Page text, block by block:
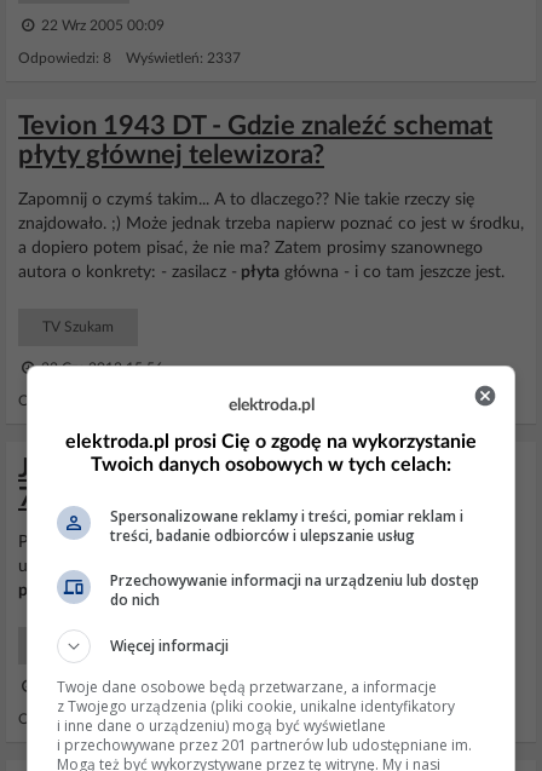
22 Wrz 2005 00:09
Odpowiedzi: 8 Wyświetleń: 2337
Tevion 1943 DT - Gdzie znaleźć schemat
płyty głównej telewizora?
Zapomnij o czymś takim... A to dlaczego?? Nie takie rzeczy się
znajdowało. ;) Może jednak trzeba napierw poznać co jest w środku,
a dopiero potem pisać, że nie ma? Zatem prosimy szanownego
autora o konkrety: - zasilacz - płyta główna - i co tam jeszcze jest.
TV Szukam
22 Cze 2013 15:56
Odpowiedzi: 8 Wyświetleń: 2610
Jak wejść w tryb serwisowy Toshiba
7030DD i Tevion TV5560VT?
Piszę z pamięci, nie mam tego odbiornika ale jednym z większych
układów na
płyta Toschiby.
TV Serwis
25 Sie 2006 19:01
Odpowiedzi: 5 Wyświetleń: 1368
elektroda.pl
elektroda.pl prosi Cię o zgodę na wykorzystanie
Twoich danych osobowych w tych celach:
Spersonalizowane reklamy i treści, pomiar reklam i
treści, badanie odbiorców i ulepszanie usług
Przechowywanie informacji na urządzeniu lub dostęp
do nich
Więcej informacji
Twoje dane osobowe będą przetwarzane, a informacje
z Twojego urządzenia (pliki cookie, unikalne identyfikatory
i inne dane o urządzeniu) mogą być wyświetlane
i przechowywane przez 201 partnerów lub udostępniane im.
Mogą też być wykorzystywane przez tę witrynę. My i nasi